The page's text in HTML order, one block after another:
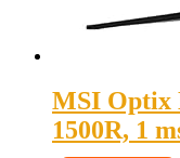
MSI Optix
1500R, 1